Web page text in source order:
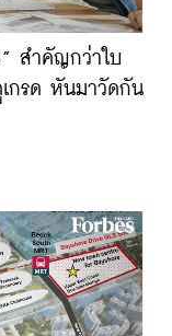
สำคัญกว่าใบ
กรด หันมาวัดกัน